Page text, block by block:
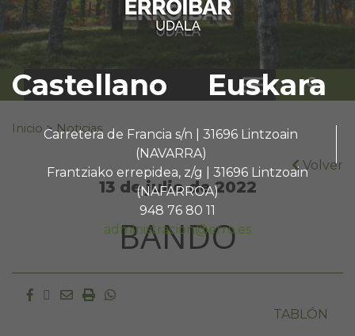
Castellano Euskara
Carretera de Francia s/n | 31696 Lintzoain
(NAVARRA)
Frantziako errepidea, z/g | 31696 Lintzoain
(NAFARROA)
948 76 80 11
administracion@erro.es
Buscar:
Inicio > Noticias
Volver
13 de julio de 2022
BANDO
Facebook
Twitter
EmailImprimir
Whatsapp
TABLÓN